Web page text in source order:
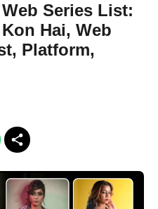
Series List:
Hai, Web
Platform,